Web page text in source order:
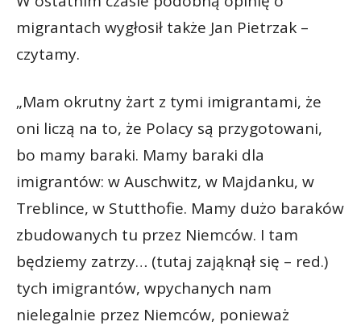
migrantach wygłosił także Jan Pietrzak –
czytamy.
„Mam okrutny żart z tymi imigrantami, że
oni liczą na to, że Polacy są przygotowani,
bo mamy baraki. Mamy baraki dla
imigrantów: w Auschwitz, w Majdanku, w
Treblince, w Stutthofie. Mamy dużo baraków
zbudowanych tu przez Niemców. I tam
będziemy zatrzy… (tutaj zająknął się – red.)
tych imigrantów, wpychanych nam
nielegalnie przez Niemców, ponieważ